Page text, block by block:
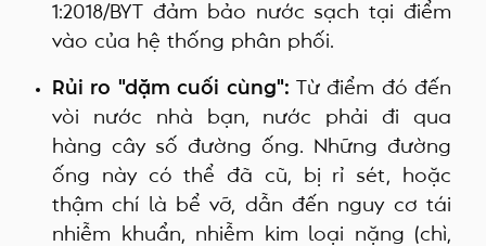
1:2018/BYT đảm bảo nước sạch tại điểm
vào của hệ thống phân phối.
Rủi ro "dặm cuối cùng": Từ điểm đó đến
vòi nước nhà bạn, nước phải đi qua
hàng cây số đường ống. Những đường
ống này có thể đã cũ, bị rỉ sét, hoặc
thậm chí là bể vỡ, dẫn đến nguy cơ tái
nhiễm khuẩn, nhiễm kim loại nặng (chì,